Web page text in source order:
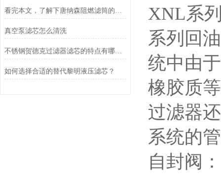
看完本文，了解下唐纳森阻燃滤筒的功能特点
真空泵滤芯怎么清洗
不锈钢贺德克过滤器滤芯的特点有哪些？
如何选择合适的替代黎明液压滤芯？
XNL系
系列回
统中由
橡胶质
过滤器
系统的
自封阀